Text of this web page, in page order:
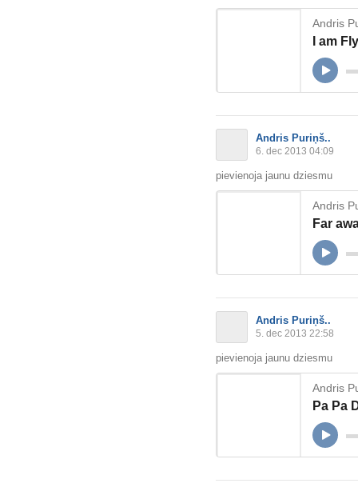
Andris
I am
Andris Puriņš..
6. dec 2013 04:09
pievienoja jaunu dziesmu
Andris
Far
Andris Puriņš..
5. dec 2013 22:58
pievienoja jaunu dziesmu
Andris
Pa Pa